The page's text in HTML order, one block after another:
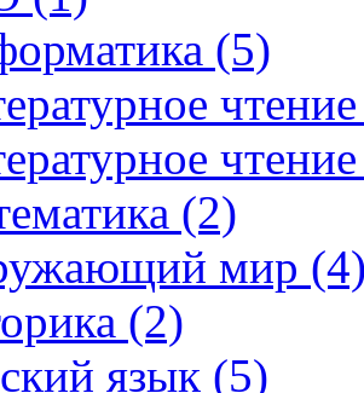
(5)
(2)
мир
(2)
язык (5)